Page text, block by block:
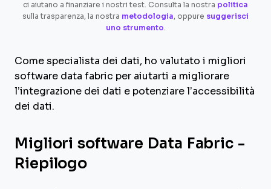
ci aiutano a finanziare i nostri test. Consulta la nostra politica
sulla trasparenza, la nostra metodologia, oppure suggerisci
uno strumento.
Come specialista dei dati, ho valutato i migliori
software data fabric per aiutarti a migliorare
l’integrazione dei dati e potenziare l’accessibilità
dei dati.
Migliori software Data Fabric -
Riepilogo